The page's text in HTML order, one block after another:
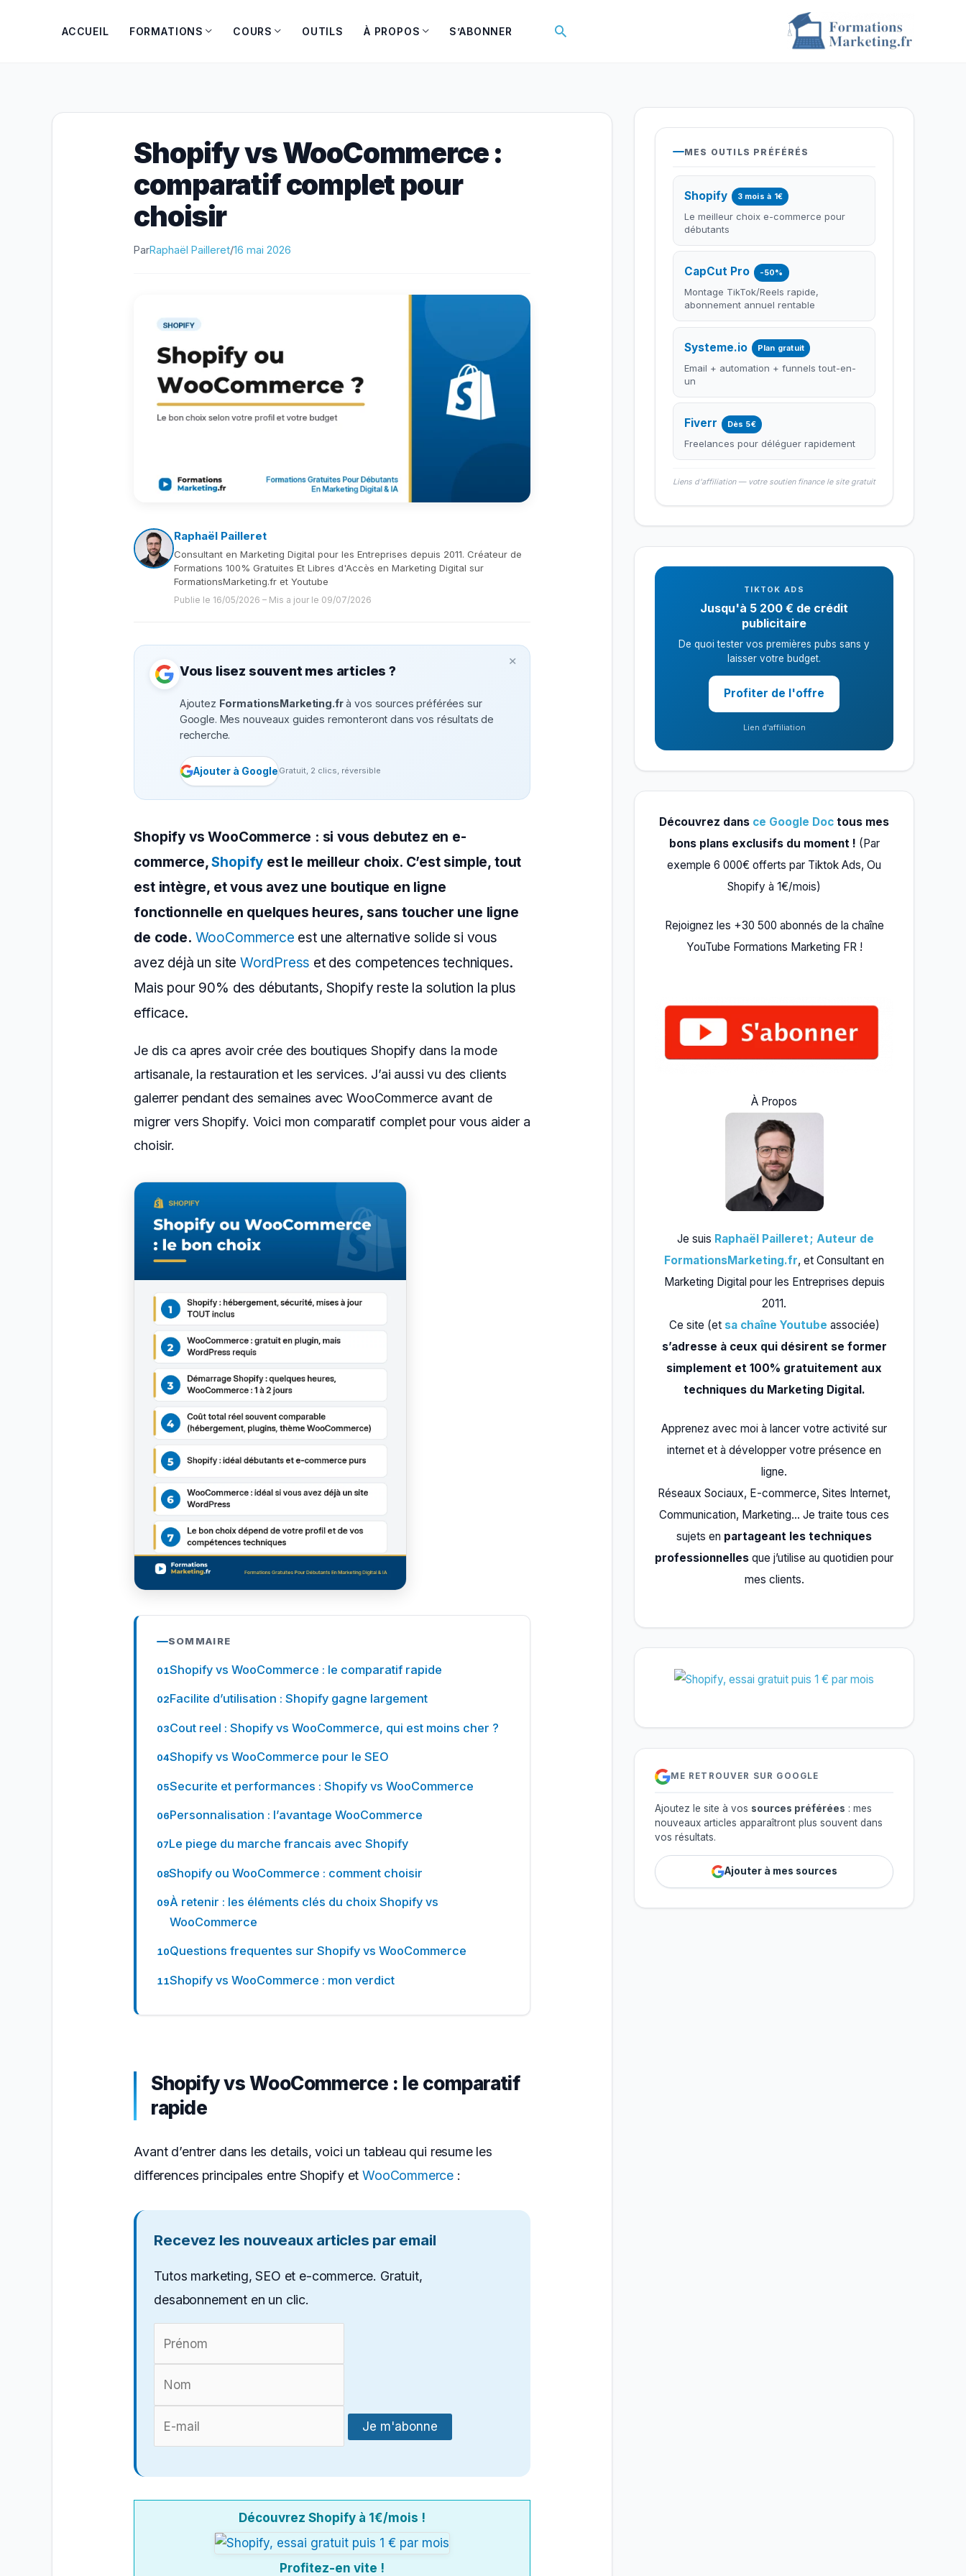
ACCUEIL FORMATIONS COURS OUTILS À PROPOS S’ABONNER Rechercher
Shopify vs WooCommerce :
comparatif complet pour
choisir
ParRaphaël Pailleret/16 mai 2026
Raphaël Pailleret
Consultant en Marketing Digital pour les Entreprises depuis 2011. Créateur de
Formations 100% Gratuites Et Libres d'Accès en Marketing Digital sur
FormationsMarketing.fr et Youtube
Publie le 16/05/2026 – Mis a jour le 09/07/2026
×
Vous lisez souvent mes articles ?
Ajoutez FormationsMarketing.frà vos sources préférées sur
Google. Mes nouveaux guides remonteront dans vos résultats de
recherche.
Ajouter à GoogleGratuit, 2 clics, réversible
Shopify vs WooCommerce : si vous debutez en e-
commerce,Shopify est le meilleur choix. C’est simple, tout
est intègre, et vous avez une boutique en ligne
fonctionnelle en quelques heures, sans toucher une ligne
de code. WooCommerce est une alternative solide si vous
avez déjà un site WordPress et des competences techniques.
Mais pour 90% des débutants, Shopify reste la solution la plus
efficace.
Je dis ca apres avoir crée des boutiques Shopify dans la mode
artisanale, la restauration et les services. J’ai aussi vu des clients
galerrer pendant des semaines avec WooCommerce avant de
migrer vers Shopify. Voici mon comparatif complet pour vous aider a
choisir.
SOMMAIRE
Shopify vs WooCommerce : le comparatif rapide
Facilite d’utilisation : Shopify gagne largement
Cout reel : Shopify vs WooCommerce, qui est moins cher ?
Shopify vs WooCommerce pour le SEO
Securite et performances : Shopify vs WooCommerce
Personnalisation : l’avantage WooCommerce
Le piege du marche francais avec Shopify
Shopify ou WooCommerce : comment choisir
À retenir : les éléments clés du choix Shopify vs
WooCommerce
Questions frequentes sur Shopify vs WooCommerce
Shopify vs WooCommerce : mon verdict
Shopify vs WooCommerce : le comparatif
rapide
Avant d’entrer dans les details, voici un tableau qui resume les
differences principales entre Shopify etWooCommerce :
Recevez les nouveaux articles par email
Tutos marketing, SEO et e-commerce. Gratuit,
desabonnement en un clic.
Découvrez Shopify à 1€/mois !
Profitez-en vite !
MES OUTILS PRÉFÉRÉS
Shopify 3 mois à 1€
Le meilleur choix e-commerce pour
débutants
CapCut Pro -50%
Montage TikTok/Reels rapide,
abonnement annuel rentable
Systeme.io Plan gratuit
Email + automation + funnels tout-en-
un
Fiverr Dès 5€
Freelances pour déléguer rapidement
Liens d'affiliation — votre soutien finance le site gratuit
TIKTOK ADS
Jusqu'à 5 200 € de crédit
publicitaire
De quoi tester vos premières pubs sans y
laisser votre budget.
Profiter de l'offre
Lien d'affiliation
Découvrez dans ce Google Doc tous mes
bons plans exclusifs du moment ! (Par
exemple 6 000€ offerts par Tiktok Ads, Ou
Shopify à 1€/mois)
Rejoignez les +30 500 abonnés de la chaîne
YouTube Formations Marketing FR !
À Propos
Je suis Raphaël Pailleret ; Auteur de
FormationsMarketing.fr, et Consultant en
Marketing Digital pour les Entreprises depuis
2011.
Ce site (et sa chaîne Youtube associée)
s’adresse à ceux qui désirent se former
simplement et 100% gratuitement aux
techniques du Marketing Digital.
Apprenez avec moi à lancer votre activité sur
internet et à développer votre présence en
ligne.
Réseaux Sociaux, E-commerce, Sites Internet,
Communication, Marketing… Je traite tous ces
sujets en partageant les techniques
professionnelles que j’utilise au quotidien pour
mes clients.
ME RETROUVER SUR GOOGLE
Ajoutez le site à vos sources préférées : mes
nouveaux articles apparaîtront plus souvent dans
vos résultats.
Ajouter à mes sources